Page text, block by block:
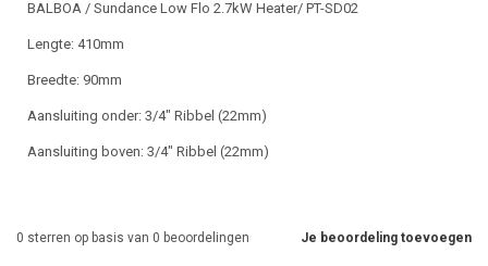
BALBOA / Sundance Low Flo 2.7kW Heater/ PT-SD02
Lengte: 410mm
Breedte: 90mm
Aansluiting onder: 3/4" Ribbel (22mm)
Aansluiting boven: 3/4" Ribbel (22mm)
Je beoordeling toevoegen
0 sterren op basis van 0 beoordelingen